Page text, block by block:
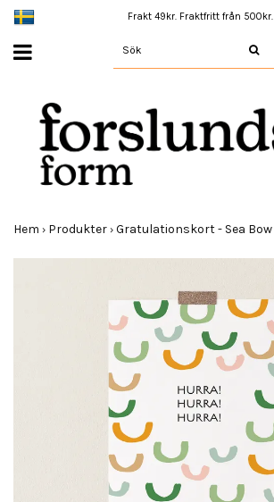
Frakt 49kr. Fraktfritt från 500kr.
Hem › Produkter › Gratulationskort - Sea Bow